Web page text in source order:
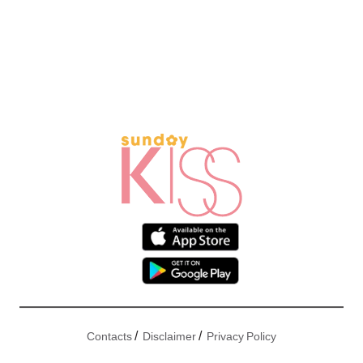
Contacts / Disclaimer / Privacy Policy